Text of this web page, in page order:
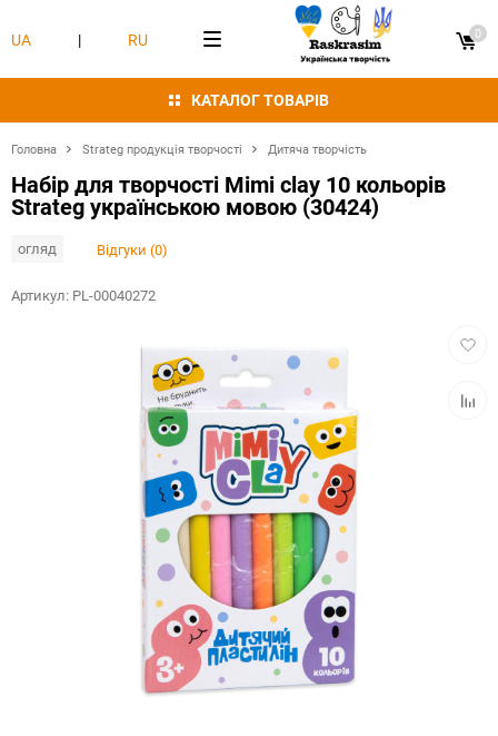
КАТАЛОГ ТОВАРІВ
UA | RU 0
Головна Strateg продукція творчості Дитяча творчість
Набір для творчості Mimi clay 10 кольорів
Strateg українською мовою (30424)
огляд Відгуки (0)
Артикул: PL-00040272